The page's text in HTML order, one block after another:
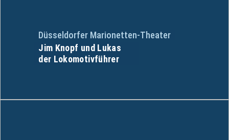
Düsseldorfer Marionetten-Theater
Jim Knopf und Lukas
der Lokomotivführer